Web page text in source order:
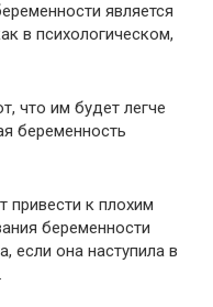
является
в психологическом,
что им будет легче
беременность
привести к плохим
беременности
если она наступила в